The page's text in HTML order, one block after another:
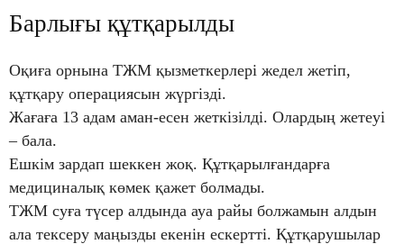
Барлығы құтқарылды
Оқиға орнына ТЖМ қызметкерлері жедел жетіп,
құтқару операциясын жүргізді.
Жағаға 13 адам аман-есен жеткізілді. Олардың жетеуі
– бала.
Ешкім зардап шеккен жоқ. Құтқарылғандарға
медициналық көмек қажет болмады.
ТЖМ суға түсер алдында ауа райы болжамын алдын
ала тексеру маңызды екенін ескертті. Құтқарушылар